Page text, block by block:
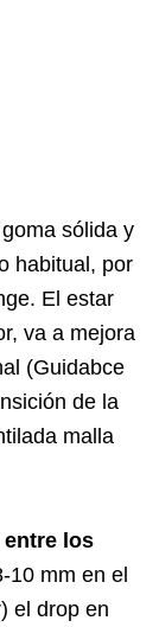
sólida y
habitual, por
El estar
va a mejora
(Guidabce
de la
malla
los
10 mm en el
el drop en